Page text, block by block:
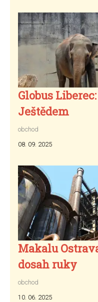
Globus
Ještědem
obchod
08. 09. 2025
Makalu
dosah ruky
obchod
10. 06. 2025